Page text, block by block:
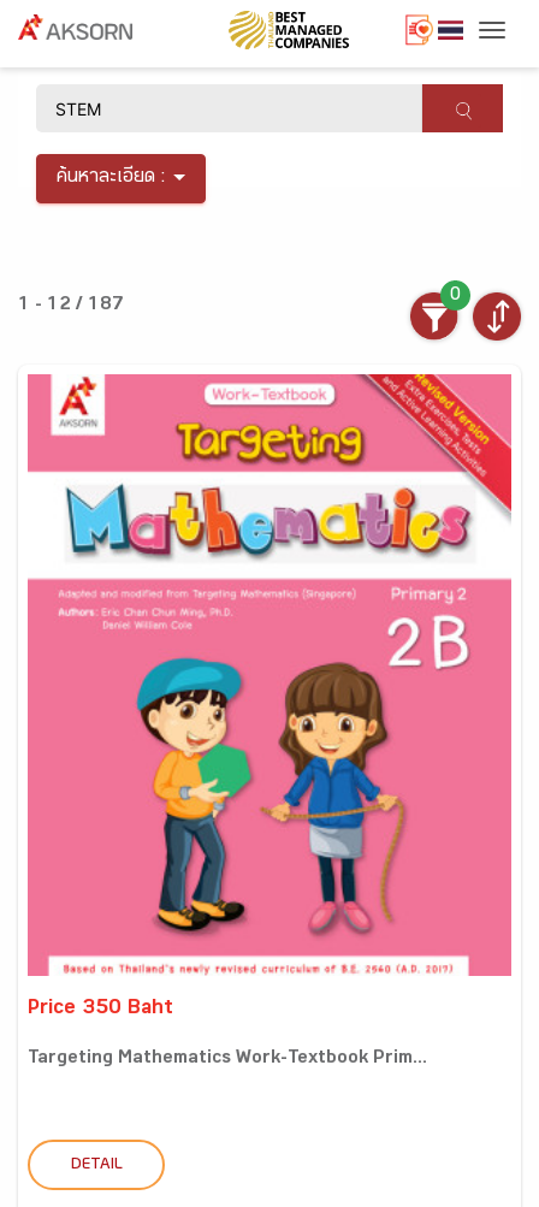
ค้นหาละเอียด :
1 - 12 / 187
0
Price 350 Baht
Targeting Mathematics Work-Textbook Prim...
DETAIL